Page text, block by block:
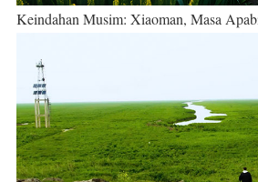
Keindahan Musim: Xiaoman, Masa